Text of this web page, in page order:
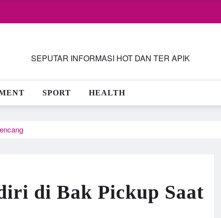
SEPUTAR INFORMASI HOT DAN TER APIK
SPORT HEALTH
di Bak Pickup Saat